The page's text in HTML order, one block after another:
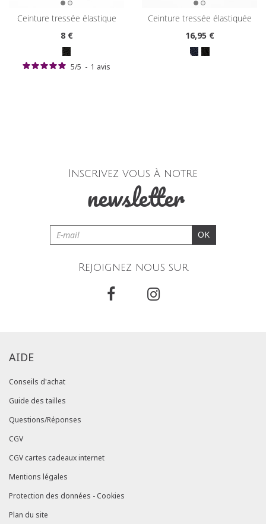
ceinture tressée élastique
8€
5/5 - 1 avis
ceinture tressée élastiquée
16,95 €
Inscrivez vous à notre
newsletter
OK
Rejoignez nous sur
AIDE
Conseils d'achat
Guide des tailles
Questions/Réponses
CGV
CGV cartes cadeaux internet
Mentions légales
Protection des données - Cookies
Plan du site